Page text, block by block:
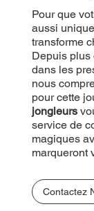
Pour que
aussi
transforme
Depuis plus
dans les
nous
pour cette
jongleurs
service de
magiques
marqueront
Contactez